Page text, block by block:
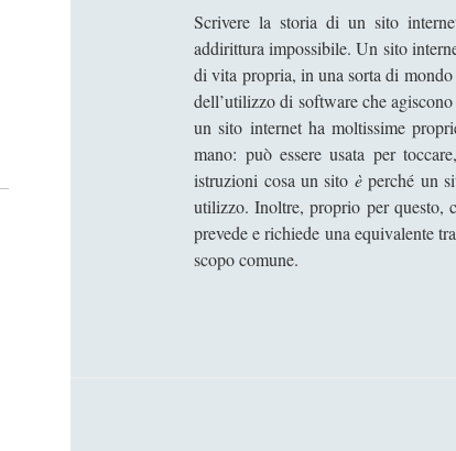
Scrivere la storia di un sito
addirittura impossibile. Un sito
di vita propria, in una sorta di
dell’utilizzo di software che
un sito internet ha moltissime
mano: può essere usata per
istruzioni cosa un sito èperché un
utilizzo. Inoltre, proprio per questo,
prevede e richiede una equivalente
scopo comune.